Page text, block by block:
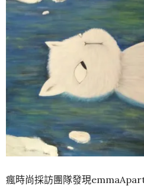
瘋時尚採訪團隊發現